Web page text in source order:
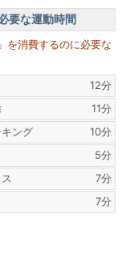
要な運動時間
を消費するのに必要な
12分
11分
ング
10分
5分
7分
7分